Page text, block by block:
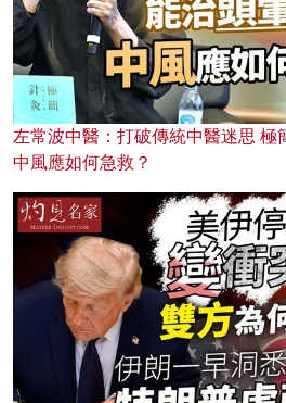
左常波中醫：打破傳統中醫迷思 極
中風應如何急救？